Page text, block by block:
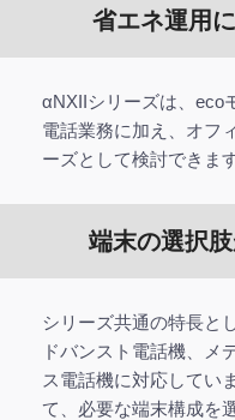
省エネ運用
αNXIIシリーズは、eco
電話業務に加え、オフ
ーズとして検討できます
端末の選択
シリーズ共通の特長と
ドバンスト電話機、メ
ス電話機に対応してい
て、必要な端末構成を